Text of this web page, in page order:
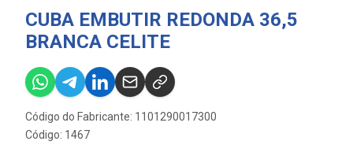
CUBA EMBUTIR REDONDA 36,5
BRANCA CELITE
Código do Fabricante: 1101290017300
Código: 1467